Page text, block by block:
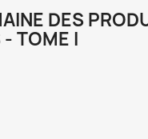
DES
TOME I